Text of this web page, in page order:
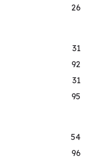
26
31
92
31
95
54
96